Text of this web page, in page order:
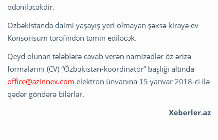
ödəniləcəkdir.
Özbəkistanda daimi yaşayış yeri olmayan şəxsə kirayə ev
Konsorisum tərəfindən təmin ediləcək.
Qeyd olunan tələblərə cavab verən namizədlər öz ərizə
formalarını (CV) “Özbəkistan-koordinator” başlığı altında
office@azinnex.com elektron ünvanına 15 yanvar 2018-ci ilə
qədər göndərə bilərlər.
Xeberler.az